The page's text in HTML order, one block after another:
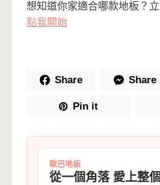
想知道你家適合哪款地板？
點我開始
Share Share
Pin it
歐巴地板
從一個角落 愛上整